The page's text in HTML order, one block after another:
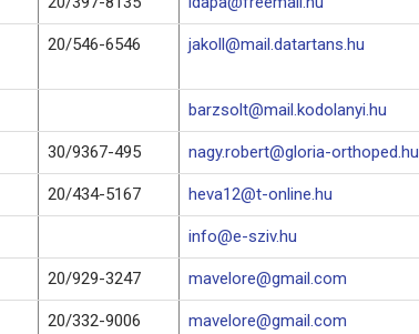
20/546-6546 jakoll@mail.datartans.hu
barzsolt@mail.kodolanyi.hu
30/9367-495 nagy.robert@gloria-orthoped.hu
20/434-5167 heva12@t-online.hu
info@e-sziv.hu
20/929-3247 mavelore@gmail.com
20/332-9006 mavelore@gmail.com